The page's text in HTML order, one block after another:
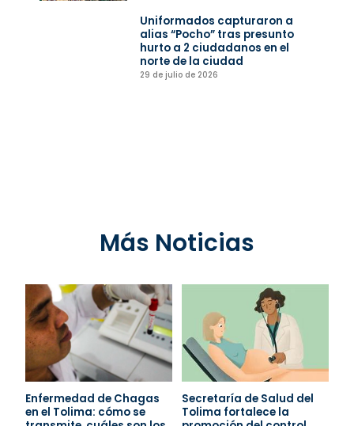
Uniformados capturaron a
alias “Pocho” tras presunto
hurto a 2 ciudadanos en el
norte de la ciudad
29 de julio de 2026
Más Noticias
Enfermedad de Chagas
en el Tolima: cómo se
Secretaría de Salud del
Tolima fortalece la